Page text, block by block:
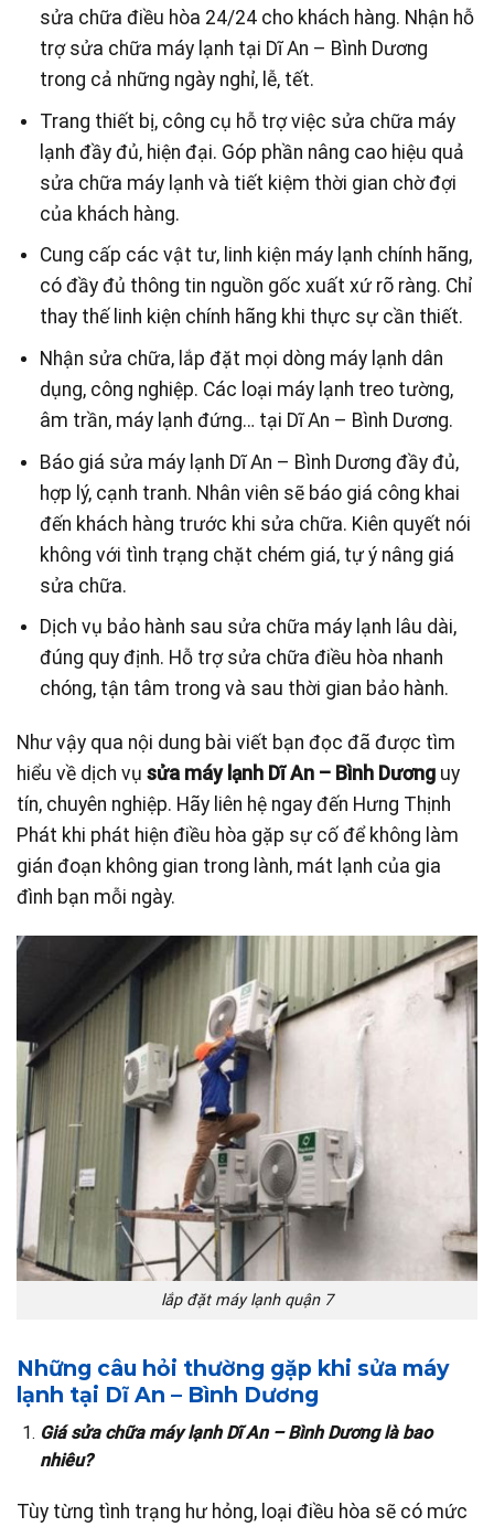
sửa chữa điều hòa 24/24 cho khách hàng. Nhận hỗ
trợ sửa chữa máy lạnh tại Dĩ An – Bình Dương
trong cả những ngày nghỉ, lễ, tết.
Trang thiết bị, công cụ hỗ trợ việc sửa chữa máy
lạnh đầy đủ, hiện đại. Góp phần nâng cao hiệu quả
sửa chữa máy lạnh và tiết kiệm thời gian chờ đợi
của khách hàng.
Cung cấp các vật tư, linh kiện máy lạnh chính hãng,
có đầy đủ thông tin nguồn gốc xuất xứ rõ ràng. Chỉ
thay thế linh kiện chính hãng khi thực sự cần thiết.
Nhận sửa chữa, lắp đặt mọi dòng máy lạnh dân
dụng, công nghiệp. Các loại máy lạnh treo tường,
âm trần, máy lạnh đứng… tại Dĩ An – Bình Dương.
Báo giá sửa máy lạnh Dĩ An – Bình Dương đầy đủ,
hợp lý, cạnh tranh. Nhân viên sẽ báo giá công khai
đến khách hàng trước khi sửa chữa. Kiên quyết nói
không với tình trạng chặt chém giá, tự ý nâng giá
sửa chữa.
Dịch vụ bảo hành sau sửa chữa máy lạnh lâu dài,
đúng quy định. Hỗ trợ sửa chữa điều hòa nhanh
chóng, tận tâm trong và sau thời gian bảo hành.
Như vậy qua nội dung bài viết bạn đọc đã được tìm
hiểu về dịch vụ sửa máy lạnh Dĩ An – Bình Dương uy
tín, chuyên nghiệp. Hãy liên hệ ngay đến Hưng Thịnh
Phát khi phát hiện điều hòa gặp sự cố để không làm
gián đoạn không gian trong lành, mát lạnh của gia
đình bạn mỗi ngày.
lắp đặt máy lạnh quận 7
Những câu hỏi thường gặp khi sửa máy
lạnh tại Dĩ An – Bình Dương
Giá sửa chữa máy lạnh Dĩ An – Bình Dương là bao
nhiêu?
Tùy từng tình trạng hư hỏng, loại điều hòa sẽ có mức